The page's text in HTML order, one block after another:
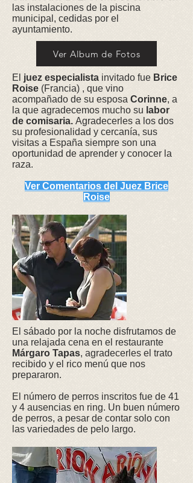
las instalaciones de la piscina
municipal, cedidas por el
ayuntamiento.
Ver Album de Fotos
El juez especialista invitado fue Brice
Roise (Francia) , que vino
acompañado de su esposa Corinne, a
la que agradecemos mucho su labor
de comisaria. Agradecerles a los dos
su profesionalidad y cercanía, sus
visitas a España siempre son una
oportunidad de aprender y conocer la
raza.
Ver Comentarios del Juez Brice
Roise
El sábado por la noche disfrutamos de
una relajada cena en el restaurante
Márgaro Tapas, agradecerles el trato
recibido y el rico menú que nos
prepararon.
El número de perros inscritos fue de 41
y 4 ausencias en ring. Un buen número
de perros, a pesar de contar solo con
las variedades de pelo largo.